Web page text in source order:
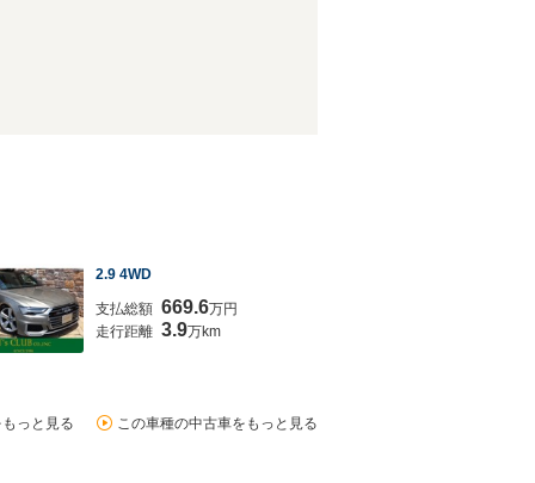
2.9 4WD
支払総額 669.6万円
走行距離 3.9万km
っと見る この車種の中古車をもっと見る